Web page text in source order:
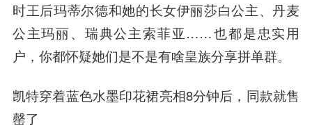
时王后玛蒂尔德和她的长女伊丽莎白公主、丹麦
公主玛丽、瑞典公主索菲亚……也都是忠实用
户，你都怀疑她们是不是有啥皇族分享拼单群。
凯特穿着蓝色水墨印花裙亮相8分钟后，同款就售
罄了